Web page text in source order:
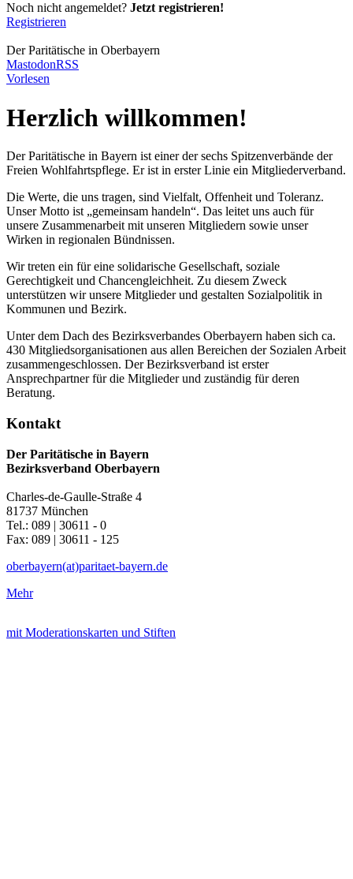
Noch nicht angemeldet? Jetzt registrieren!
Registrieren
Der Paritätische in Oberbayern
MastodonRSS
Vorlesen
Herzlich willkommen!
Der Paritätische in Bayern ist einer der sechs Spitzenverbände der
Freien Wohlfahrtspflege. Er ist in erster Linie ein Mitgliederverband.
Die Werte, die uns tragen, sind Vielfalt, Offenheit und Toleranz.
Unser Motto ist „gemeinsam handeln“. Das leitet uns auch für
unsere Zusammenarbeit mit unseren Mitgliedern sowie unser
Wirken in regionalen Bündnissen.
Wir treten ein für eine solidarische Gesellschaft, soziale
Gerechtigkeit und Chancengleichheit. Zu diesem Zweck
unterstützen wir unsere Mitglieder und gestalten Sozialpolitik in
Kommunen und Bezirk.
Unter dem Dach des Bezirksverbandes Oberbayern haben sich ca.
430 Mitgliedsorganisationen aus allen Bereichen der Sozialen Arbeit
zusammengeschlossen. Der Bezirksverband ist erster
Ansprechpartner für die Mitglieder und zuständig für deren
Beratung.
Kontakt
Der Paritätische in Bayern
Bezirksverband Oberbayern
Charles-de-Gaulle-Straße 4
81737 München
Tel.: 089 | 30611 - 0
Fax: 089 | 30611 - 125
oberbayern(at)paritaet-bayern.de
Mehr